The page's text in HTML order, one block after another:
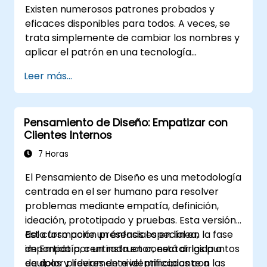
Existen numerosos patrones probados y
eficaces disponibles para todos. A veces, se
trata simplemente de cambiar los nombres y
aplicar el patrón en una tecnología
horas que de otro modo se dedicarían al
diseño y las pruebas. Objetivos de la
formación Este curso tiene dos objetivos
principales: primero, permite reutilizar
patrones ampliamente conocidos; segundo,
facilita la creación y reutilización de patrones
estimar cómo los patrones pueden reducir
costos, sistematizar el proceso de diseño y
generar un marco de trabajo basado en sus
propios patrones. Público objetivo
Diseñadores de software, analistas de
negocio, directores de proyecto,
Leer más...
Pensamiento de Diseño: Empatizar con
Clientes Internos
7 Horas
El Pensamiento de Diseño es una metodología
centrada en el ser humano para resolver
problemas mediante empatía, definición,
ideación, prototipado y pruebas. Esta versión
del curso pone un énfasis especial en la fase
de Empatía, centrada en conectar los puntos
de dolor previamente identificados con las
Esta formación presencial o en línea,
impartida por un instructor, está dirigida a
equipos y líderes de nivel principiante a